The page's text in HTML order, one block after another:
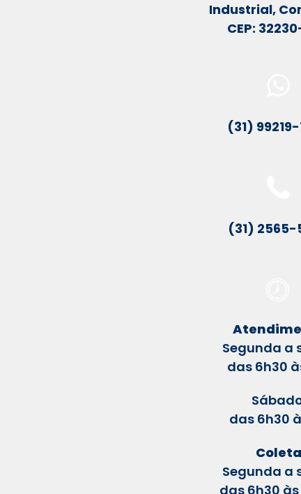
Industrial,
CEP:
(31)
(31) 2565-
Segunda a
das 6h30
das 6h30
Coleta
Segunda a
das 6h30 às